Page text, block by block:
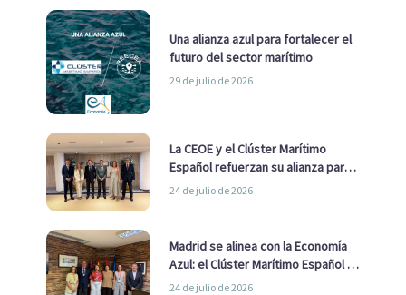
Una alianza azul para fortalecer el
futuro del sector marítimo
29 de julio de 2026
La CEOE y el Clúster Marítimo
Español refuerzan su alianza para
impulsar una estrategia Nacional
24 de julio de 2026
Madrid se alinea con la Economía
Azul: el Clúster Marítimo Español y
la Real Liga Naval avanzan alianzas
24 de julio de 2026